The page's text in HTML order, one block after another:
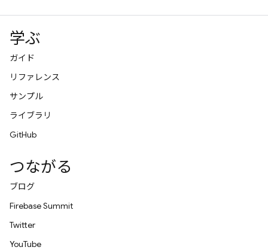
学ぶ
ガイド
リファレンス
サンプル
ライブラリ
GitHub
つながる
ブログ
Firebase Summit
Twitter
YouTube